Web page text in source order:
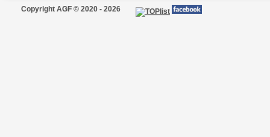
Copyright AGF © 2020 - 2026